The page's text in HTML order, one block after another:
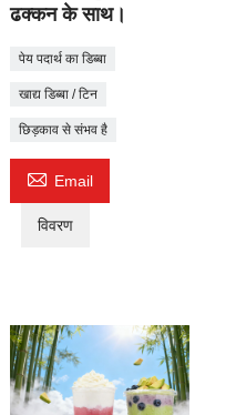
ढक्कन के साथ।
पेय पदार्थ का डिब्बा
खाद्य डिब्बा / टिन
छिड़काव से संभव है
 Email
विवरण